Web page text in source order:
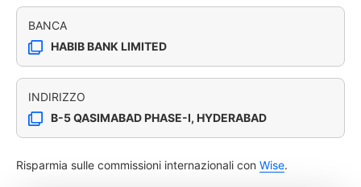
BANCA
HABIB BANK LIMITED
INDIRIZZO
B-5 QASIMABAD PHASE-I, HYDERABAD
Risparmia sulle commissioni internazionali con Wise.